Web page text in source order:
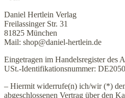
Daniel Hertlein Verlag
Freilassinger Str. 31
81825 München
Mail: shop@daniel-hertlein.de
Eingetragen im Handelsregister des
USt.-Identifikationsnummer:
– Hiermit widerrufe(n) ich/wir (*)
abgeschlossenen Vertrag über den